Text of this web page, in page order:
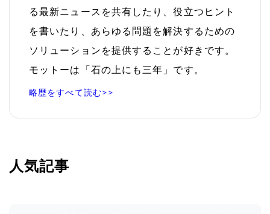
る最新ニュースを共有したり、役立つヒント
を書いたり、あらゆる問題を解決するための
ソリューションを提供することが好きです。
モットーは「石の上にも三年」です。
略歴をすべて読む>>
人気記事